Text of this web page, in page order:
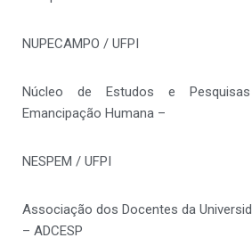
NUPECAMPO / UFPI
Núcleo de Estudos e
Emancipação Humana –
NESPEM / UFPI
Associação dos Docentes da
– ADCESP